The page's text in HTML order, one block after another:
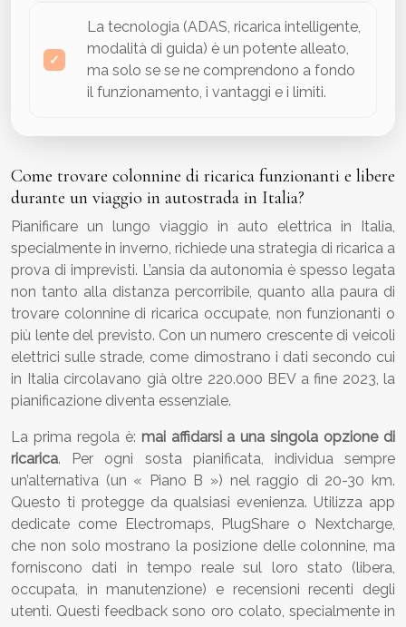
La tecnologia (ADAS, ricarica intelligente,
modalità di guida) è un potente alleato,
ma solo se se ne comprendono a fondo
il funzionamento, i vantaggi e i limiti.
Come trovare colonnine di ricarica funzionanti e libere
durante un viaggio in autostrada in Italia?
Pianificare un lungo viaggio in auto elettrica in Italia,
specialmente in inverno, richiede una strategia di ricarica a
prova di imprevisti. L’ansia da autonomia è spesso legata
non tanto alla distanza percorribile, quanto alla paura di
trovare colonnine di ricarica occupate, non funzionanti o
più lente del previsto. Con un numero crescente di veicoli
elettrici sulle strade, come dimostrano i dati secondo cui
in Italia circolavano già oltre 220.000 BEV a fine 2023, la
pianificazione diventa essenziale.
La prima regola è: mai affidarsi a una singola opzione di
ricarica. Per ogni sosta pianificata, individua sempre
un’alternativa (un « Piano B ») nel raggio di 20-30 km.
Questo ti protegge da qualsiasi evenienza. Utilizza app
dedicate come Electromaps, PlugShare o Nextcharge,
che non solo mostrano la posizione delle colonnine, ma
forniscono dati in tempo reale sul loro stato (libera,
occupata, in manutenzione) e recensioni recenti degli
utenti. Questi feedback sono oro colato, specialmente in